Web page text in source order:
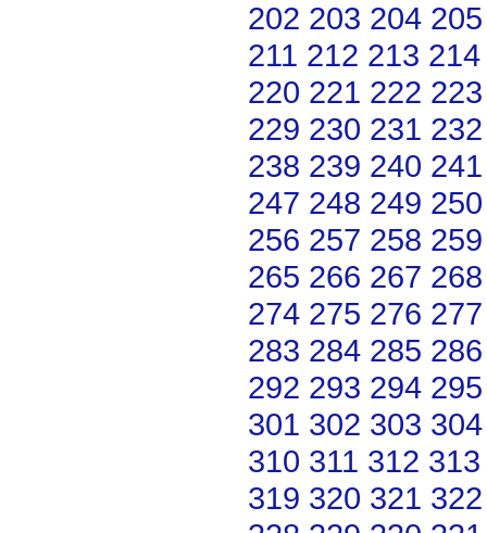
202 203 204 205
211 212 213 214
220 221 222 223
229 230 231 232
238 239 240 241
247 248 249 250
256 257 258 259
265 266 267 268
274 275 276 277
283 284 285 286
292 293 294 295
301 302 303 304
310 311 312 313
319 320 321 322